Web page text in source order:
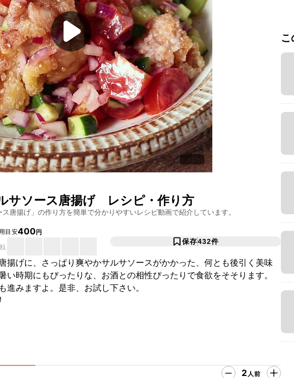
サソース唐揚げレシピ・作り方
ス唐揚げ 」の作り方を簡単で分かりやすいレシピ動画で紹介しています。
目安400円
)
保存432件
揚げに、さっぱり爽やかサルサソースがかかった、何とも後引く美味
い時期にもぴったりな、お酒との相性ぴったりで食欲をそそります。
進みますよ。是非、お試し下さい。
2 人前